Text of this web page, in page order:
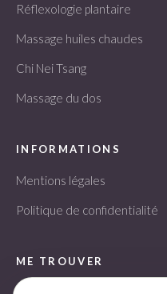
Réflexologie plantaire
Massage huiles chaudes
Chi Nei Tsang
Massage du dos
INFORMATIONS
Mentions légales
Politique de confidentialité
ME TROUVER